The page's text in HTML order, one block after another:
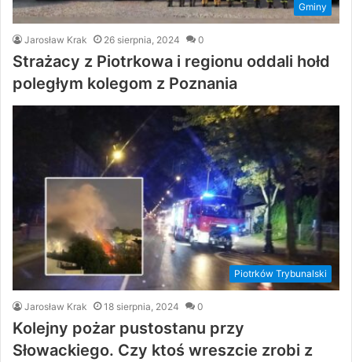
Gminy
Jarosław Krak 26 sierpnia, 2024 0
Strażacy z Piotrkowa i regionu oddali hołd
poległym kolegom z Poznania
Piotrków Trybunalski
Jarosław Krak 18 sierpnia, 2024 0
Kolejny pożar pustostanu przy
Słowackiego. Czy ktoś wreszcie zrobi z